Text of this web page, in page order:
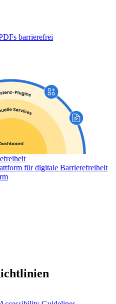
barrierefrei
für digitale Barrierefreiheit